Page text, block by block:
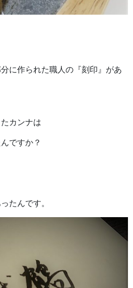
に作られた職人の『刻印』があ
カンナは
ですか？
たんです。